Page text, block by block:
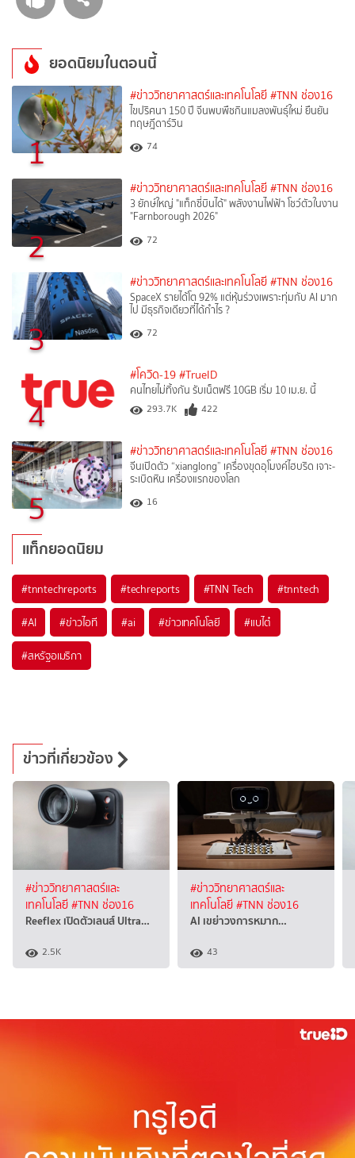
ยอดนิยมในตอนนี้
1
#ข่าววิทยาศาสตร์และเทคโนโลยี #TNN ช่อง16
ไขปริศนา 150 ปี จีนพบพืชกินแมลงพันธุ์ใหม่ ยืนยัน
ทฤษฎีดาร์วิน
74
2
#ข่าววิทยาศาสตร์และเทคโนโลยี #TNN ช่อง16
3 ยักษ์ใหญ่ "แท็กซี่บินได้" พลังงานไฟฟ้า โชว์ตัวในงาน
"Farnborough 2026"
72
3
#ข่าววิทยาศาสตร์และเทคโนโลยี #TNN ช่อง16
SpaceX รายได้โต 92% แต่หุ้นร่วงเพราะทุ่มกับ AI มาก
ไป มีธุรกิจเดียวที่ได้กำไร ?
72
4
#โควิด-19 #TrueID
คนไทยไม่ทิ้งกัน รับเน็ตฟรี 10GB เริ่ม 10 เม.ย. นี้
293.7K 422
5
#ข่าววิทยาศาสตร์และเทคโนโลยี #TNN ช่อง16
จีนเปิดตัว “xianglong” เครื่องขุดอุโมงค์ไฮบริด เจาะ-
ระเบิดหิน เครื่องแรกของโลก
16
แท็กยอดนิยม
#tnntechreports #techreports #TNN Tech #tnntech
#AI #ข่าวไอที #ai #ข่าวเทคโนโลยี #แบไต๋
#สหรัฐอเมริกา
ข่าวที่เกี่ยวข้อง
#ข่าววิทยาศาสตร์และ
เทคโนโลยี#TNN ช่อง16
Reeflex เปิดตัวเลนส์ Ultra…
2.5K
#ข่าววิทยาศาสตร์และ
เทคโนโลยี#TNN ช่อง16
AI เขย่าวงการหมาก…
43